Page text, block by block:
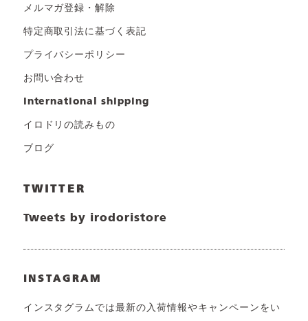
メルマガ登録・解除
特定商取引法に基づく表記
プライバシーポリシー
お問い合わせ
international shipping
イロドリの読みもの
ブログ
TWITTER
Tweets by irodoristore
INSTAGRAM
インスタグラムでは最新の入荷情報やキャンペーンをい